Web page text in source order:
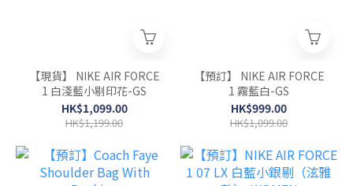
【現貨】 NIKE AIR FORCE
1 白淺藍小剔印花-GS
HK$1,099.00
HK$1,199.00
【預訂】 NIKE AIR FORCE
1 霧藍白-GS
HK$999.00
HK$1,099.00